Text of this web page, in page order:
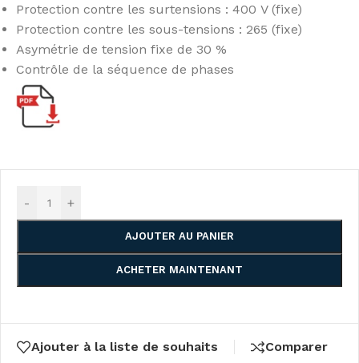
Protection contre les surtensions : 400 V (fixe)
Protection contre les sous-tensions : 265 (fixe)
Asymétrie de tension fixe de 30 %
Contrôle de la séquence de phases
- +
AJOUTER AU PANIER
ACHETER MAINTENANT
Ajouter à la liste de souhaits Comparer